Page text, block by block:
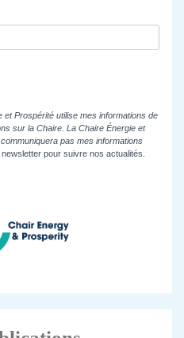
Prospérité utilise mes informations de
sur la Chaire. La Chaire Énergie et
pas mes informations
pour suivre nos actualités.